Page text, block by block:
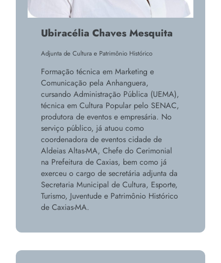
Ubiracélia Chaves Mesquita
Adjunta de Cultura e Patrimônio Histórico
Formação técnica em Marketing e
Comunicação pela Anhanguera,
cursando Administração Pública (UEMA),
técnica em Cultura Popular pelo SENAC,
produtora de eventos e empresária. No
serviço público, já atuou como
coordenadora de eventos cidade de
Aldeias Altas-MA, Chefe do Cerimonial
na Prefeitura de Caxias, bem como já
exerceu o cargo de secretária adjunta da
Secretaria Municipal de Cultura, Esporte,
Turismo, Juventude e Patrimônio Histórico
de Caxias-MA.